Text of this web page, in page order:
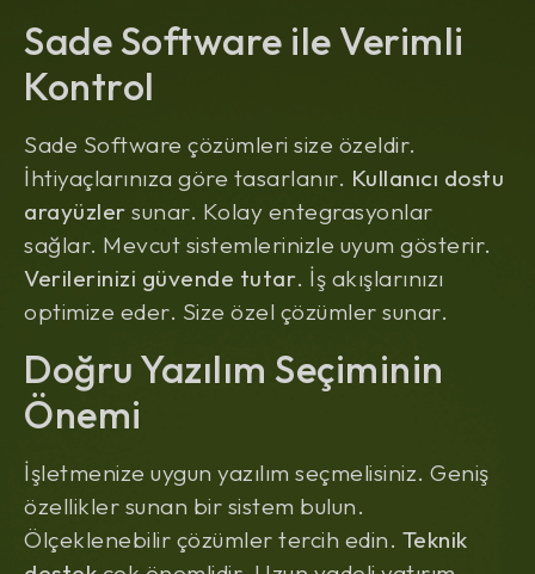
Sade Software ile Verimli
Kontrol
Sade Software çözümleri size özeldir.
İhtiyaçlarınıza göre tasarlanır. Kullanıcı dostu
arayüzler sunar. Kolay entegrasyonlar
sağlar. Mevcut sistemlerinizle uyum gösterir.
Verilerinizi güvende tutar. İş akışlarınızı
optimize eder. Size özel çözümler sunar.
Doğru Yazılım Seçiminin
Önemi
İşletmenize uygun yazılım seçmelisiniz. Geniş
özellikler sunan bir sistem bulun.
Ölçeklenebilir çözümler tercih edin. Teknik